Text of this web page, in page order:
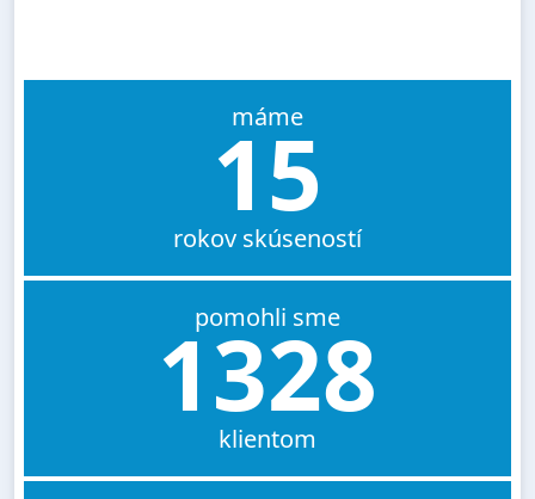
máme
15
rokov skúseností
pomohli sme
1328
klientom